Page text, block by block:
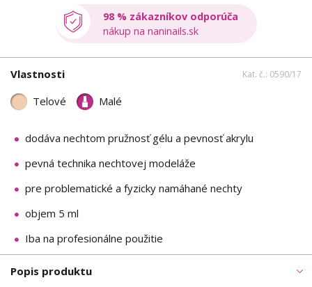
98 % zákazníkov odporúča
nákup na naninails.sk
Vlastnosti Kat. č.: 0590/17
Telové Malé
dodáva nechtom pružnosť gélu a pevnosť akrylu
pevná technika nechtovej modeláže
pre problematické a fyzicky namáhané nechty
objem 5 ml
Iba na profesionálne použitie
Popis produktu